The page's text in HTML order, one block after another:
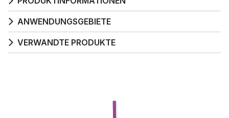
ANWENDUNGSGEBIETE
VERWANDTE PRODUKTE